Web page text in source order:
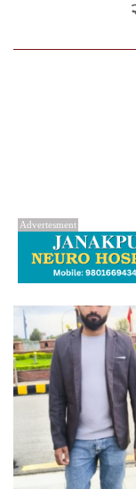
Advertesment